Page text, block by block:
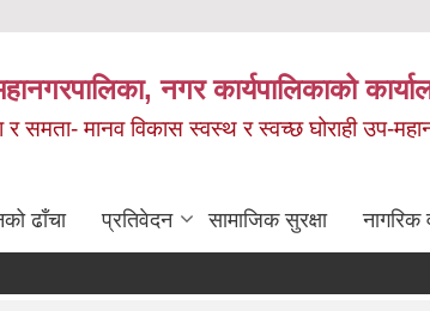
नगर कार्यपालिकाको
र समता- मानव विकास स्वस्थ र स्वच्छ घोराही उप-
ढाँचा प्रतिवेदन सामाजिक सुरक्षा नागरिक